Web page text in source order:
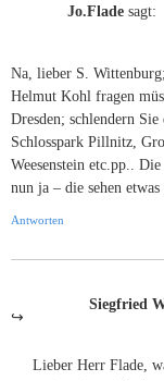
Jo.Flade sagt:
Na, lieber S.
Helmut Kohl fragen
Dresden; schlendern
Schlosspark Pillnitz,
Weesenstein etc.pp..
nun ja – die sehen
Antworten
Siegfried
Lieber Herr Flade,